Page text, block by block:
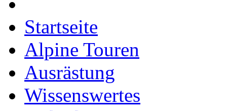
Startseite
Alpine Touren
Ausrästung
Wissenswertes